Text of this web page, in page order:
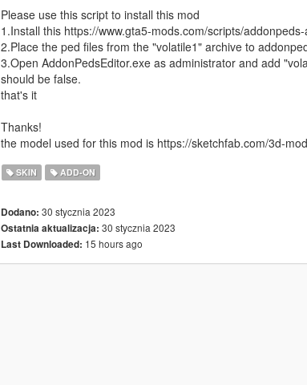
Please use this script to install this mod
1.Install this https://www.gta5-mods.com/scripts/
2.Place the ped files from the "volatile1" archive to
3.Open AddonPedsEditor.exe as administrator and add
should be false.
that's it
Thanks!
the model used for this mod is https://sketchfab.com/3d-
SKIN ADD-ON
Dodano: 30 stycznia 2023
Ostatnia aktualizacja: 30 stycznia 2023
Last Downloaded: 15 hours ago